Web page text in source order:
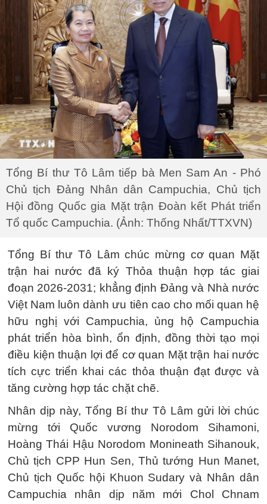
Tổng Bí thư Tô Lâm tiếp bà Men Sam An - Phó
Chủ tịch Đảng Nhân dân Campuchia, Chủ tịch
Hội đồng Quốc gia Mặt trận Đoàn kết Phát triển
Tổ quốc Campuchia. (Ảnh: Thống Nhất/TTXVN)
Tổng Bí thư Tô Lâm chúc mừng cơ quan Mặt
trận hai nước đã ký Thỏa thuận hợp tác giai
đoạn 2026-2031; khẳng định Đảng và Nhà nước
Việt Nam luôn dành ưu tiên cao cho mối quan hệ
hữu nghị với Campuchia, ủng hộ Campuchia
phát triển hòa bình, ổn định, đồng thời tạo mọi
điều kiện thuận lợi để cơ quan Mặt trận hai nước
tích cực triển khai các thỏa thuận đạt được và
tăng cường hợp tác chặt chẽ.
Nhân dịp này, Tổng Bí thư Tô Lâm gửi lời chúc
mừng tới Quốc vương Norodom Sihamoni,
Hoàng Thái Hậu Norodom Monineath Sihanouk,
Chủ tịch CPP Hun Sen, Thủ tướng Hun Manet,
Chủ tịch Quốc hội Khuon Sudary và Nhân dân
Campuchia nhân dịp năm mới Chol Chnam